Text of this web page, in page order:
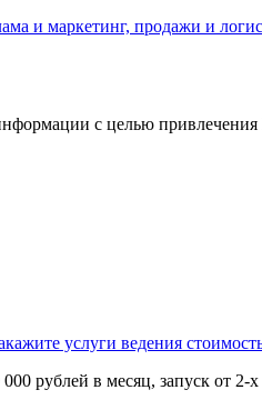
и маркетинг, продажи и
с целью
услуги ведения
рублей в месяц, запуск от 2-